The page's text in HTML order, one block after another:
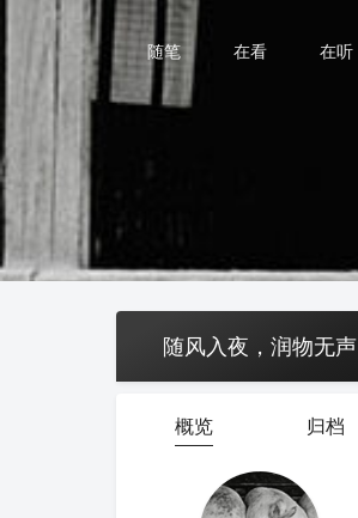
随笔 在看 在听
随风入夜，润物无声
概览 归档